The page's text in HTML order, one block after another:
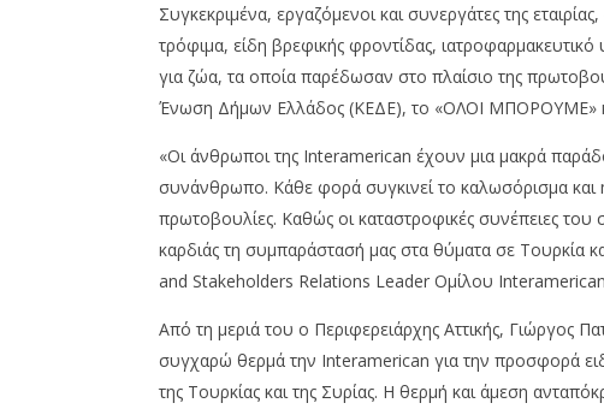
Ανθρωπιστική βοήθεια από
την Interamerican για τους
πληγέντες σε Τουρκία και
Φεβρουαρίου,
2023
Cyprus
Insurance
News
Team
Άνοιξαν οι
MDRT Day by
στην Αρχαία
22
Φεβρουαρίου,
Cyprus
Insurance
News
Team
Συγκεκριμένα, εργαζόμενοι και συνεργάτες της
τρόφιμα, είδη βρεφικής φροντίδας, ιατροφαρμακευτικό
για ζώα, τα οποία παρέδωσαν στο πλαίσιο της
Ένωση Δήμων Ελλάδος (ΚΕΔΕ), το «ΟΛΟΙ ΜΠΟΡΟΥΜΕ»
«Οι άνθρωποι της Interamerican έχουν μια μακρά
συνάνθρωπο. Κάθε φορά συγκινεί το καλωσόρισμα και
πρωτοβουλίες. Καθώς οι καταστροφικές συνέπειες
καρδιάς τη συμπαράστασή μας στα θύματα σε Τουρκία
and Stakeholders Relations Leader Ομίλου
Από τη μεριά του ο Περιφερειάρχης Αττικής, Γιώργος
συγχαρώ θερμά την Interamerican για την προσφορά
της Τουρκίας και της Συρίας. Η θερμή και άμεση